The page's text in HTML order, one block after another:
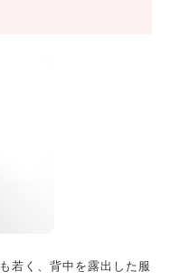
若く、背中を露出した服